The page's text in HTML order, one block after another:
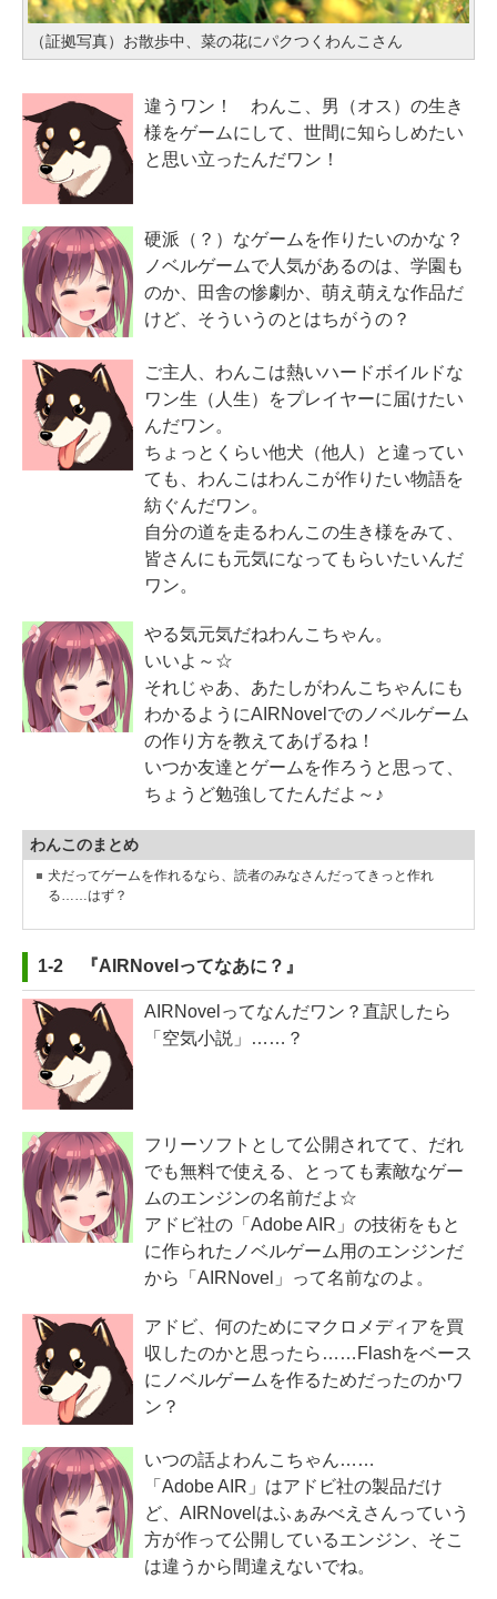
（証拠写真）お散歩中、菜の花にパクつくわんこさん
違うワン！ わんこ、男（オス）の生き
様をゲームにして、世間に知らしめたい
と思い立ったんだワン！
硬派（？）なゲームを作りたいのかな？
ノベルゲームで人気があるのは、学園も
のか、田舎の惨劇か、萌え萌えな作品だ
けど、そういうのとはちがうの？
ご主人、わんこは熱いハードボイルドな
ワン生（人生）をプレイヤーに届けたい
んだワン。
ちょっとくらい他犬（他人）と違ってい
ても、わんこはわんこが作りたい物語を
紡ぐんだワン。
自分の道を走るわんこの生き様をみて、
皆さんにも元気になってもらいたいんだ
ワン。
やる気元気だねわんこちゃん。
いいよ～☆
それじゃあ、あたしがわんこちゃんにも
わかるようにAIRNovelでのノベルゲーム
の作り方を教えてあげるね！
いつか友達とゲームを作ろうと思って、
ちょうど勉強してたんだよ～♪
わんこのまとめ
犬だってゲームを作れるなら、読者のみなさんだってきっと作れ
る……はず？
1-2 『AIRNovelってなあに？』
AIRNovelってなんだワン？直訳したら
「空気小説」……？
フリーソフトとして公開されてて、だれ
でも無料で使える、とっても素敵なゲー
ムのエンジンの名前だよ☆
アドビ社の「Adobe AIR」の技術をもと
に作られたノベルゲーム用のエンジンだ
から「AIRNovel」って名前なのよ。
アドビ、何のためにマクロメディアを買
収したのかと思ったら……Flashをベース
にノベルゲームを作るためだったのかワ
ン？
いつの話よわんこちゃん……
「Adobe AIR」はアドビ社の製品だけ
ど、AIRNovelはふぁみべえさんっていう
方が作って公開しているエンジン、そこ
は違うから間違えないでね。